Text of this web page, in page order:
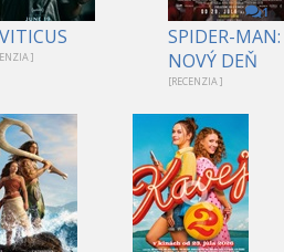
]
1
SPIDER-MAN:
NOVÝ DEŇ
[RECENZIA ]